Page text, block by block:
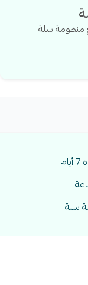
منظومة سلة
سلة